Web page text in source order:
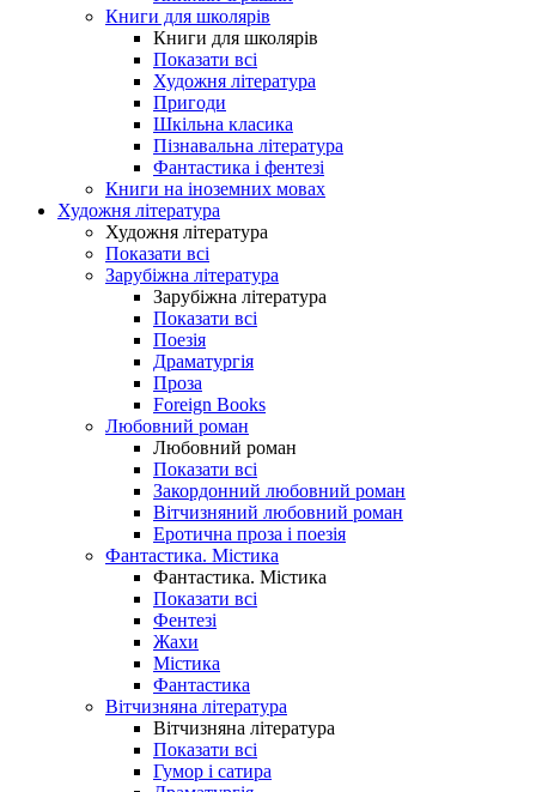
Книги для школярів
Книги для школярів
Показати всі
Художня література
Пригоди
Шкільна класика
Пізнавальна література
Фантастика і фентезі
Книги на іноземних мовах
Художня література
Художня література
Показати всі
Зарубіжна література
Зарубіжна література
Показати всі
Поезія
Драматургія
Проза
Foreign Books
Любовний роман
Любовний роман
Показати всі
Закордонний любовний роман
Вітчизняний любовний роман
Еротична проза і поезія
Фантастика. Містика
Фантастика. Містика
Показати всі
Фентезі
Жахи
Містика
Фантастика
Вітчизняна література
Вітчизняна література
Показати всі
Гумор і сатира